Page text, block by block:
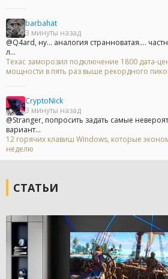
barbahat
3 минуты назад
@Q4ard, ну... аналогия странноватая....
л...
Техас заморозил подключение 1800 дата-
мощности в пять раз выше рекордного
CryptoNick
3 минуты назад
@Stranger, попросить задать самые
вариант...
12 горячих клавиш Windows, которые
неделю
СТАТЬИ